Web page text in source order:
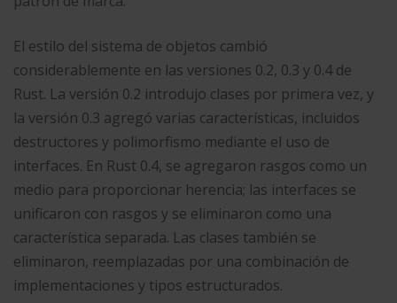
El estilo del sistema de objetos cambió
considerablemente en las versiones 0.2, 0.3 y 0.4 de
Rust. La versión 0.2 introdujo clases por primera vez, y
la versión 0.3 agregó varias características, incluidos
destructores y polimorfismo mediante el uso de
interfaces. En Rust 0.4, se agregaron rasgos como un
medio para proporcionar herencia; las interfaces se
unificaron con rasgos y se eliminaron como una
característica separada. Las clases también se
eliminaron, reemplazadas por una combinación de
implementaciones y tipos estructurados.